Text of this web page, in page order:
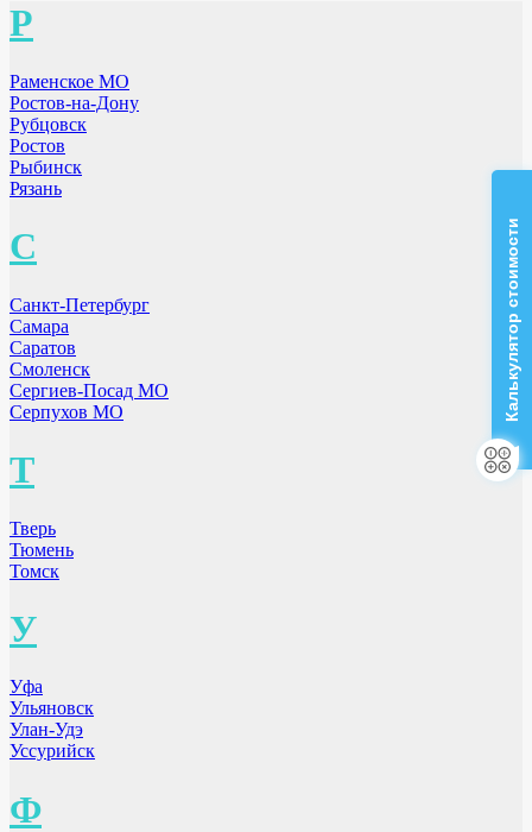
Р
Раменское МО
Ростов-на-Дону
Рубцовск
Ростов
Рыбинск
Рязань
С
Санкт-Петербург
Самара
Саратов
Смоленск
Сергиев-Посад МО
Серпухов МО
Т
Тверь
Тюмень
Томск
У
Уфа
Ульяновск
Улан-Удэ
Уссурийск
Ф
Калькулятор стоимости